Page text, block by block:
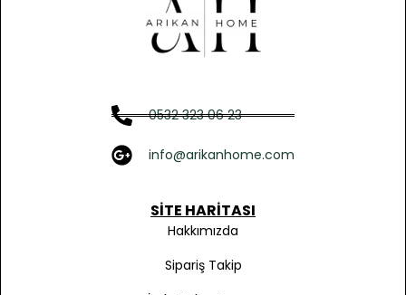
0532 323 06 23
info@arikanhome.com
SITE HARITASI
Hakkımızda
Sipariş Takip